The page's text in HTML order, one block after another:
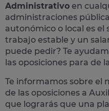
Administrativo en
administraciones
autonómico o local es el
trabajo estable y un
puede pedir? Te
las oposiciones para de
Te informamos sobre el
de las oposiciones a
que lograrás que una